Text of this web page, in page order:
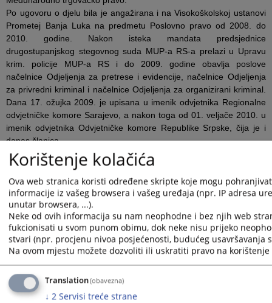
Po ugovoru o djelu bila je angažirana i na Visokoškolskoj ustanovi
Prometej Banja Luka na predmetu Poslovno pravo od 2008. do
2010. godine. Nakon isteka mandata predsjednice
drugostupanjskog stegovnog suda MUP-a RS-a prelazi u Upravu
krim. policije MUP-a RS i do 2009. godine obavlja poslove
načelnice Odjeljenja za pretrese i evidencije, načelnice Odjeljenja
za privredni kriminal i načelnice Odjeljenja za organizirani kriminal.
Dana 17. ožujka 2009. je upisana u imenik odvjetnika Regionalne
odvjetničke komore Sarajevo, a nakon toga od 01. veljače 2010. u
imenik odvjetnika Odvjetničke komore Republike Srpske, čija je i
danas članica.
Duška Bogojević, odvjetnica iz Banje Luke, izabrana je za članicu
VSTV-a BiH ispred Odvjetničke komore RS-a, umjesto odvjetnice
Jadranke Ivanović, kojoj je mandat istekao u lipnju 2019. godine.
Odvjetnička komora RS je ukazala povjerenje odvjetnici Bogojević
reizborom za članicu VSTV-a Bosne i Hercegovine u srpnju 2023.
godine.
Prikazana vijest je na
Vijest dostupna još na
1007PREGLEDA
Korištenje kolačića
Ova web stranica koristi određene skripte koje mogu
informacije iz vašeg browsera i vašeg uređaja (npr. IP adresa
unutar browsera, ...).
Neke od ovih informacija su nam neophodne i bez njih web
fukcionisati u svom punom obimu, dok neke nisu prijeko
stvari (npr. procjenu nivoa posjećenosti, budućeg usavršavanja
Na ovom mjestu možete dozvoliti ili uskratiti pravo na
Translation(obavezna)
↓ 2 Servisi treće strane